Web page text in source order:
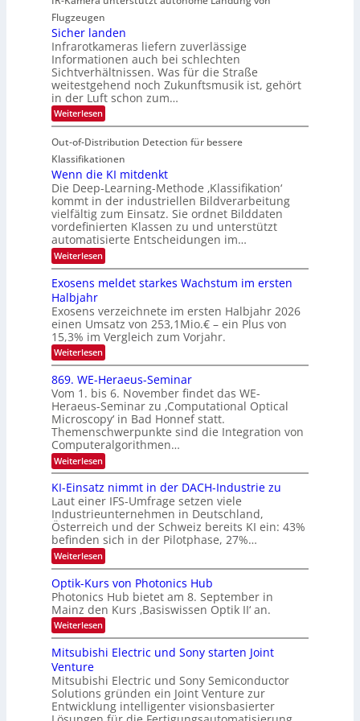
-
M
e
m
s
u
n
d
M
a
n
t
i
S
p
e
c
t
r
i
c
h
k
e
i
t
e
d
e
r
i
n
V
I
S
I
O
N
T
e
c
h
T
a
l
k
i
d
e
d
T
o
u
r
u
d
e
r
V
S
O
N
2
0
2
6
Flugzeugen
Sicher landen
Infrarotkameras liefern zuverlässige
Informationen auch bei schlechten
Sichtverhältnissen. Was für die Straße
weitestgehend noch Zukunftsmusik ist, gehört
in der Luft schon zum…
Weiterlesen:
S
c
h
l
a
n
d
e
n
Out-of-Distribution Detection für bessere
Klassifikationen
Wenn die KI mitdenkt
Die Deep-Learning-Methode ‚Klassifikation‘
kommt in der industriellen Bildverarbeitung
vielfältig zum Einsatz. Sie ordnet Bilddaten
vordefinierten Klassen zu und unterstützt
automatisierte Entscheidungen im…
Weiterlesen:
W
n
d
i
e
K
I
m
i
t
d
e
n
k
t
Exosens meldet starkes Wachstum im ersten
Halbjahr
Exosens verzeichnete im ersten Halbjahr 2026
einen Umsatz von 253,1Mio.€ – ein Plus von
15,3% im Vergleich zum Vorjahr.
Weiterlesen:
E
x
o
s
e
n
s
m
e
l
d
e
t
s
t
a
r
k
e
W
a
c
h
s
u
i
m
e
r
869. WE-Heraeus-Seminar
Vom 1. bis 6. November findet das WE-
Heraeus-Seminar zu ‚Computational Optical
Microscopy‘ in Bad Honnef statt.
Themenschwerpunkte sind die Integration von
Computeralgorithmen…
Weiterlesen:
8
9
.
W
E
-
H
e
r
a
e
u
s
-
S
e
n
a
r
KI-Einsatz nimmt in der DACH-Industrie zu
Laut einer IFS-Umfrage setzen viele
Industrieunternehmen in Deutschland,
Österreich und der Schweiz bereits KI ein: 43%
befinden sich in der Pilotphase, 27%…
Weiterlesen:
K
-
E
i
n
s
t
n
m
m
Optik-Kurs von Photonics Hub
Photonics Hub bietet am 8. September in
Mainz den Kurs ‚Basiswissen Optik II‘ an.
Weiterlesen:
O
p
t
k
-
K
u
Mitsubishi Electric und Sony starten Joint
Venture
Mitsubishi Electric und Sony Semiconductor
Solutions gründen ein Joint Venture zur
Entwicklung intelligenter visionsbasierter